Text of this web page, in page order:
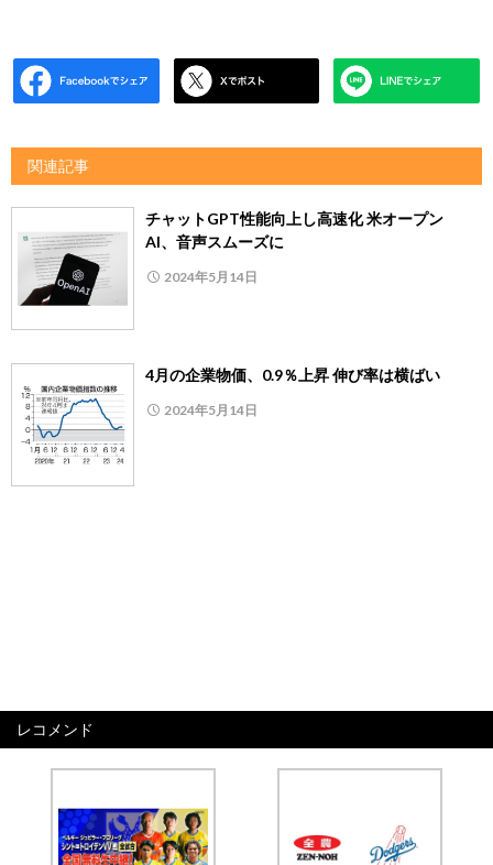
関連記事
チャットGPT性能向上し高速化 米オープン
AI、音声スムーズに
2024年5月14日
4月の企業物価、0.9％上昇 伸び率は横ばい
2024年5月14日
レコメンド